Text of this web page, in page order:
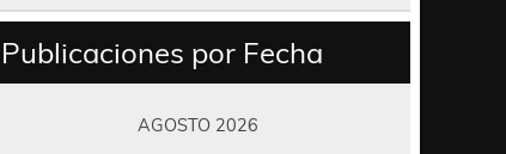
Publicaciones por Fecha
AGOSTO 2026